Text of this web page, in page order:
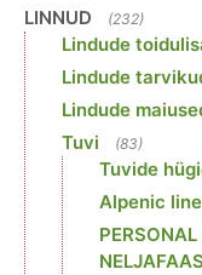
LINNUD (232)
Lindude
Lindude
Lindude
Tuvi (83)
Tuvide
Alpenic